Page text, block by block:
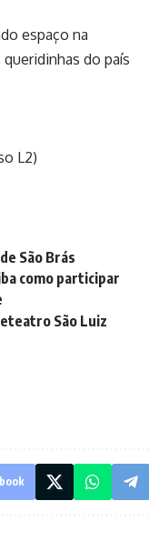
espaço na
do país
L2)
São Brás
como participar
São Luiz